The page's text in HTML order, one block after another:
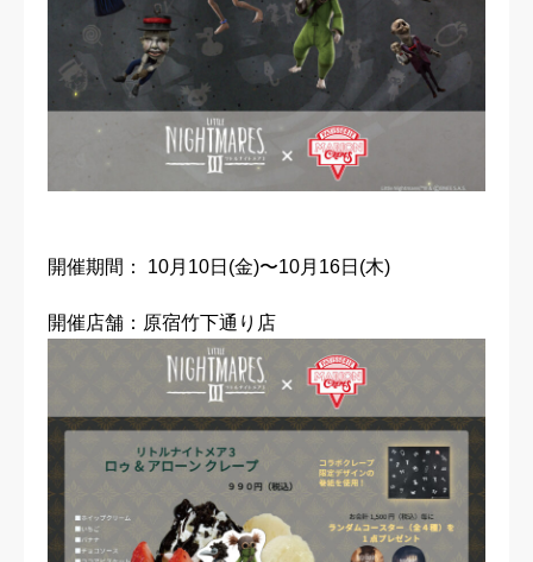
開催期間： 10⽉10⽇(金)〜10⽉16⽇(木)
開催店舗：原宿竹下通り店